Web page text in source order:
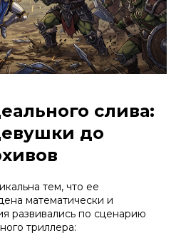
слива:
до
тем, что ее
математически и
развивались по сценарию
триллера: